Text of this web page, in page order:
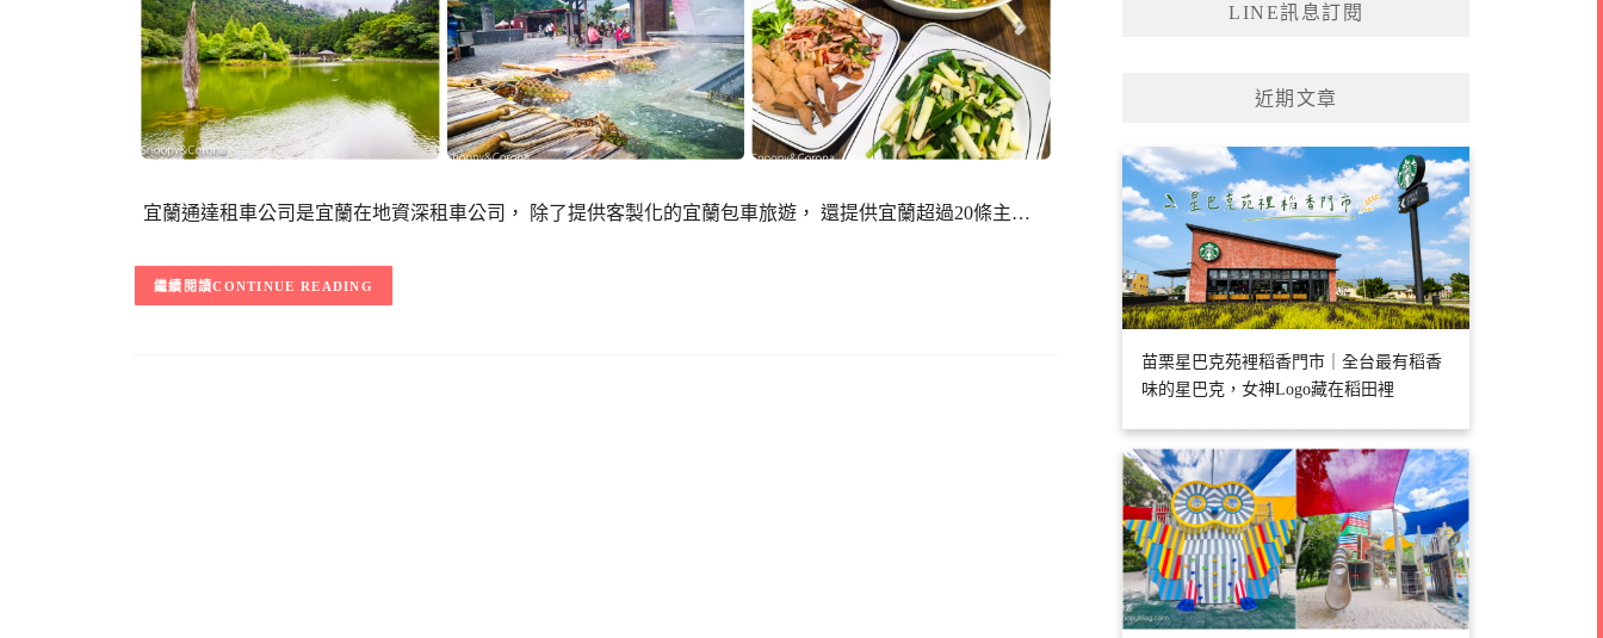
宜蘭通達租車公司是宜蘭在地資深租車公司， 除了提供客製化的宜蘭包車旅遊， 還提供宜蘭超過20條主…
CONTINUE READING
LINE訊息訂閱
近期文章
苗栗星巴克苑裡稻香門市｜全台最有稻香
味的星巴克，女神Logo藏在稻田裡